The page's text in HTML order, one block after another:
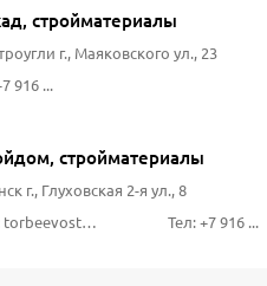
стройматериалы
г., Маяковского ул., 23
916 ...
стройматериалы
г., Глуховская 2-я ул., 8
Сайт: torbeevostroy.ru
Тел: +7 916 ...